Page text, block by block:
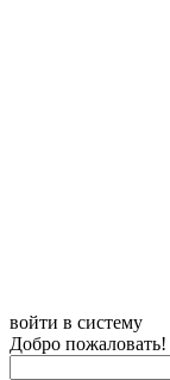
войти в систему
Добро